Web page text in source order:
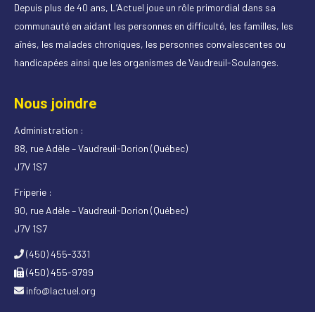
Depuis plus de 40 ans, L’Actuel joue un rôle primordial dans sa
communauté en aidant les personnes en difficulté, les familles, les
aînés, les malades chroniques, les personnes convalescentes ou
handicapées ainsi que les organismes de Vaudreuil-Soulanges.
Nous joindre
Administration :
88, rue Adèle – Vaudreuil-Dorion (Québec)
J7V 1S7
Friperie :
90, rue Adèle – Vaudreuil-Dorion (Québec)
J7V 1S7
(450) 455-3331
(450) 455-9799
info@lactuel.org